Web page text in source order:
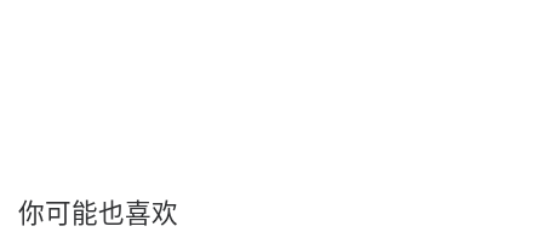
你可能也喜欢